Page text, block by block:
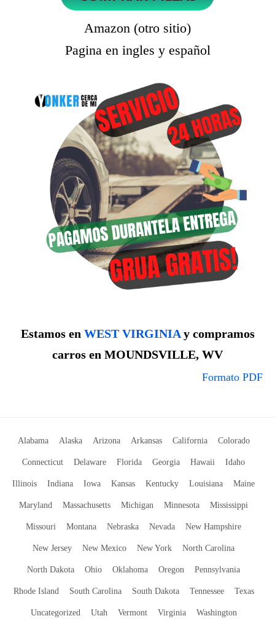
Amazon (otro sitio)
Pagina en ingles y español
Estamos en WEST VIRGINIAy compramos
carros en MOUNDSVILLE, WV
Formato PDF
Alabama Alaska Arizona Arkansas California Colorado
Connecticut Delaware Florida Georgia Hawaii Idaho
Illinois Indiana Iowa Kansas Kentucky Louisiana Maine
Maryland Massachusetts Michigan Minnesota Mississippi
Missouri Montana Nebraska Nevada New Hampshire
New Jersey New Mexico New York North Carolina
North Dakota Ohio Oklahoma Oregon Pennsylvania
Rhode Island South Carolina South Dakota Tennessee Texas
Uncategorized Utah Vermont Virginia Washington